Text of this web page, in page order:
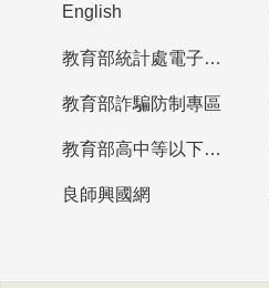
English
教育部統計處電子書櫃
教育部詐騙防制專區
教育部高中等以下學校及幼兒園教師資格檢定考試
良師興國網